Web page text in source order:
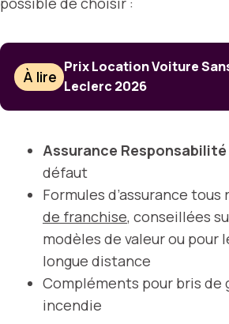
À lire
Prix Location Voiture
Leclerc 2026
Assurance
défaut
Formules d’assurance tous
de franchise, conseillées
modèles de valeur ou pour
longue distance
Compléments pour bris de
incendie